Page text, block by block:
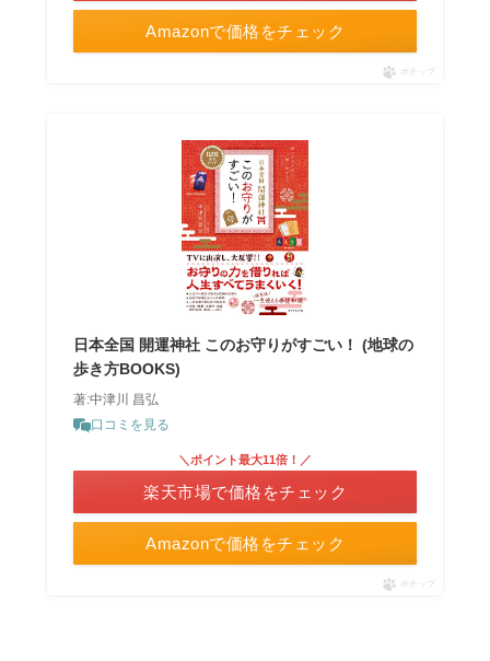
Amazonで価格をチェック
ポチップ
日本全国 開運神社 このお守りがすごい！ (地球の
歩き方BOOKS)
著:中津川 昌弘
口コミを見る
Amazonで価格をチェック
＼ポイント最大11倍！／
楽天市場で価格をチェック
ポチップ